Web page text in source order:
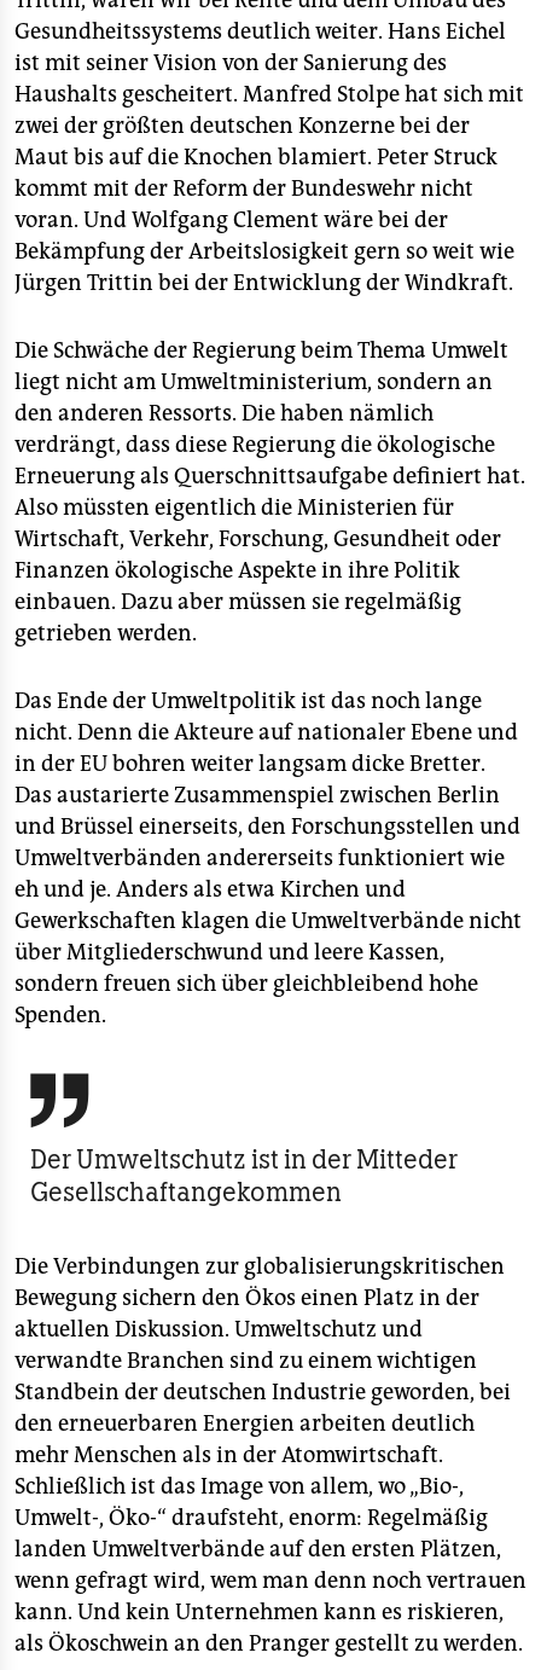
Gesundheitssystems deutlich weiter. Hans Eichel
ist mit seiner Vision von der Sanierung des
Haushalts gescheitert. Manfred Stolpe hat sich mit
zwei der größten deutschen Konzerne bei der
Maut bis auf die Knochen blamiert. Peter Struck
kommt mit der Reform der Bundeswehr nicht
voran. Und Wolfgang Clement wäre bei der
Bekämpfung der Arbeitslosigkeit gern so weit wie
Jürgen Trittin bei der Entwicklung der Windkraft.
Die Schwäche der Regierung beim Thema Umwelt
liegt nicht am Umweltministerium, sondern an
den anderen Ressorts. Die haben nämlich
verdrängt, dass diese Regierung die ökologische
Erneuerung als Querschnittsaufgabe definiert hat.
Also müssten eigentlich die Ministerien für
Wirtschaft, Verkehr, Forschung, Gesundheit oder
Finanzen ökologische Aspekte in ihre Politik
einbauen. Dazu aber müssen sie regelmäßig
getrieben werden.
Das Ende der Umweltpolitik ist das noch lange
nicht. Denn die Akteure auf nationaler Ebene und
in der EU bohren weiter langsam dicke Bretter.
Das austarierte Zusammenspiel zwischen Berlin
und Brüssel einerseits, den Forschungsstellen und
Umweltverbänden andererseits funktioniert wie
eh und je. Anders als etwa Kirchen und
Gewerkschaften klagen die Umweltverbände nicht
über Mitgliederschwund und leere Kassen,
sondern freuen sich über gleichbleibend hohe
Spenden.

Der Umweltschutz ist in der Mitteder
Gesellschaftangekommen
Die Verbindungen zur globalisierungskritischen
Bewegung sichern den Ökos einen Platz in der
aktuellen Diskussion. Umweltschutz und
verwandte Branchen sind zu einem wichtigen
Standbein der deutschen Industrie geworden, bei
den erneuerbaren Energien arbeiten deutlich
mehr Menschen als in der Atomwirtschaft.
Schließlich ist das Image von allem, wo „Bio-,
Umwelt-, Öko-“ draufsteht, enorm: Regelmäßig
landen Umweltverbände auf den ersten Plätzen,
wenn gefragt wird, wem man denn noch vertrauen
kann. Und kein Unternehmen kann es riskieren,
als Ökoschwein an den Pranger gestellt zu werden.